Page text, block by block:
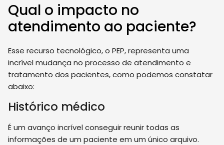
Qual o impacto no
atendimento ao paciente?
Esse recurso tecnológico, o PEP, representa uma
incrível mudança no processo de atendimento e
tratamento dos pacientes, como podemos constatar
abaixo:
Histórico médico
É um avanço incrível conseguir reunir todas as
informações de um paciente em um único arquivo.